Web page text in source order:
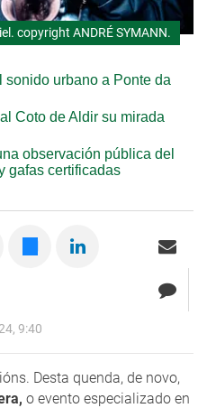
copyright ANDRÉ SYMANN.
sonido urbano a Ponte da
Coto de Aldir su mirada
observación pública del
gafas certificadas
9:40
Desta quenda, de novo,
o evento especializado en